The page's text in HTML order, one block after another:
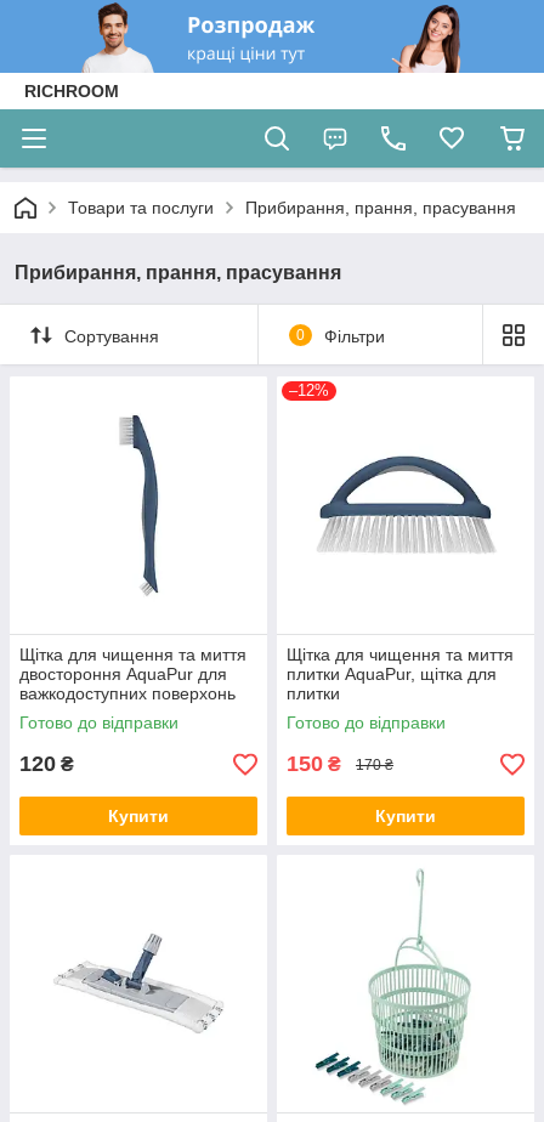
RICHROOM
Товари та послуги Прибирання, прання, прасування
Прибирання, прання, прасування
Сортування 0 Фільтри
Щітка для чищення та миття
двостороння AquaPur для
важкодоступних поверхонь
Готово до відправки
120 ₴
Купити
–12%
Щітка для чищення та миття
плитки AquaPur, щітка для
плитки
Готово до відправки
150 ₴ 170 ₴
Купити